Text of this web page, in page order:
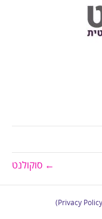
← סוקולנט